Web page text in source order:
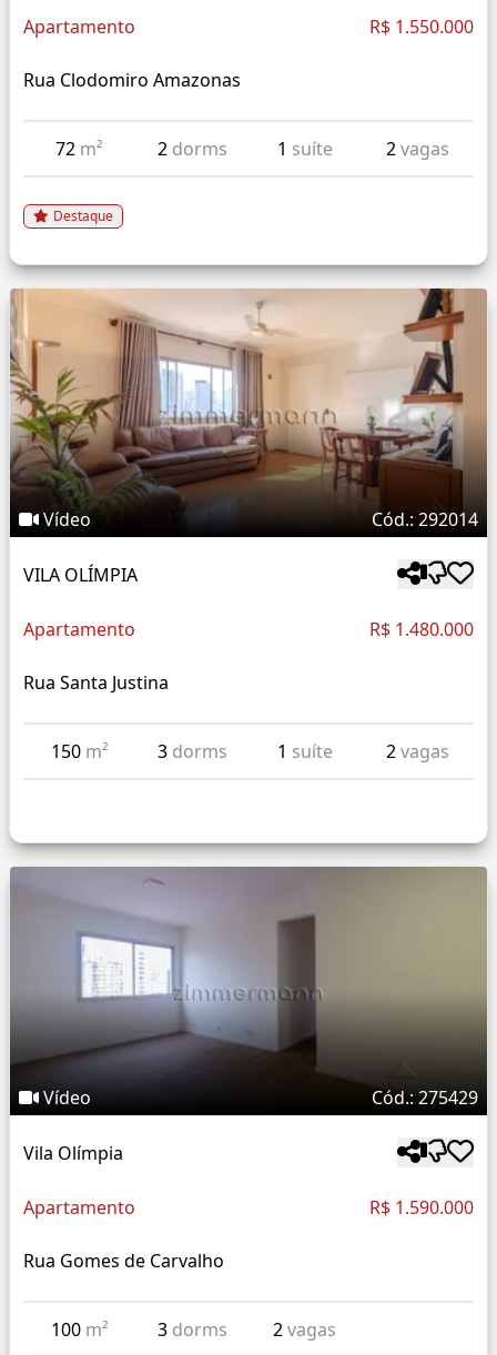
Apartamento R$ 1.550.000
Rua Clodomiro Amazonas
72 m² 2 dorms 1 suíte 2vagas
Destaque
Vídeo Cód.: 292014
VILA OLÍMPIA
Apartamento R$ 1.480.000
Rua Santa Justina
150 m² 3 dorms 1 suíte 2vagas
Vídeo Cód.: 275429
Vila Olímpia
Apartamento R$ 1.590.000
Rua Gomes de Carvalho
100 m² 3 dorms 2vagas